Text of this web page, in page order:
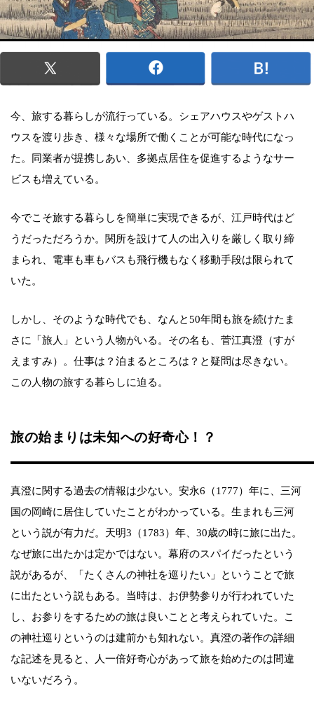
今、旅する暮らしが流行っている。シェアハウスやゲストハ
ウスを渡り歩き、様々な場所で働くことが可能な時代になっ
た。同業者が提携しあい、多拠点居住を促進するようなサー
ビスも増えている。
今でこそ旅する暮らしを簡単に実現できるが、江戸時代はど
うだっただろうか。関所を設けて人の出入りを厳しく取り締
まられ、電車も車もバスも飛行機もなく移動手段は限られて
いた。
しかし、そのような時代でも、なんと50年間も旅を続けたま
さに「旅人」という人物がいる。その名も、菅江真澄（すが
えますみ）。仕事は？泊まるところは？と疑問は尽きない。
この人物の旅する暮らしに迫る。
旅の始まりは未知への好奇心！？
真澄に関する過去の情報は少ない。安永6（1777）年に、三河
国の岡崎に居住していたことがわかっている。生まれも三河
という説が有力だ。天明3（1783）年、30歳の時に旅に出た。
なぜ旅に出たかは定かではない。幕府のスパイだったという
説があるが、「たくさんの神社を巡りたい」ということで旅
に出たという説もある。当時は、お伊勢参りが行われていた
し、お参りをするための旅は良いことと考えられていた。こ
の神社巡りというのは建前かも知れない。真澄の著作の詳細
な記述を見ると、人一倍好奇心があって旅を始めたのは間違
いないだろう。